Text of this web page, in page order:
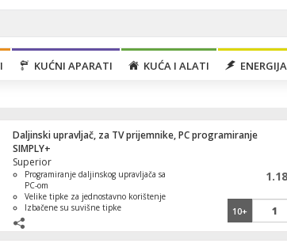
KUĆNI APARATI KUĆA I ALATI ENERGIJA
Daljinski upravljač, za TV prijemnike, PC programiranje
SIMPLY+
Superior
Programiranje daljinskog upravljača sa
PC-om
Velike tipke za jednostavno korištenje
Izbačene su suvišne tipke
Programiranje za određen uređaj na
PC-u
10+